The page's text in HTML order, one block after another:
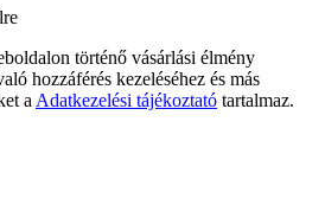
történő vásárlási élmény
hozzáférés kezeléséhez és más
a Adatkezelési tájékoztató tartalmaz.